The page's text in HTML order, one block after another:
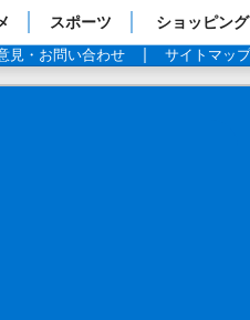
スポーツ ショッピング
見・お問い合わせ サイトマッ